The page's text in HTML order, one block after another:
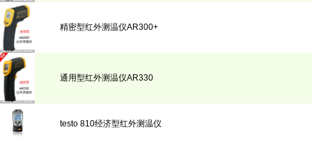
精密型红外测温仪AR300+
通用型红外测温仪AR330
testo 810经济型红外测温仪